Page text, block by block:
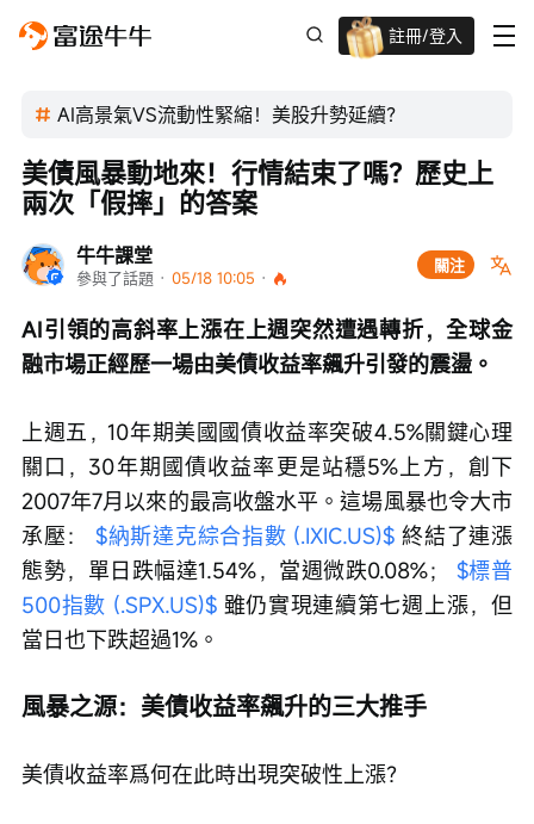
註冊/登入
迎新驚喜賞 股票/BTC等任你揀!
AI高景氣VS流動性緊縮！美股升勢延續？
牛牛課堂
參與了話題 · 05/18 10:05 ·
關注
美債風暴動地來！行情結束了嗎？歷史上
兩次「假摔」的答案
AI引領的高斜率上漲在上週突然遭遇轉折，全球金
融市場正經歷一場由美債收益率飆升引發的震盪。
上週五，10年期美國國債收益率突破4.5%關鍵心理
關口，30年期國債收益率更是站穩5%上方，創下
2007年7月以來的最高收盤水平。這場風暴也令大市
承壓： $納斯達克綜合指數 (.IXIC.US)$ 終結了連漲
態勢，單日跌幅達1.54%，當週微跌0.08%； $標普
500指數 (.SPX.US)$ 雖仍實現連續第七週上漲，但
當日也下跌超過1%。
風暴之源：美債收益率飆升的三大推手
美債收益率爲何在此時出現突破性上漲？